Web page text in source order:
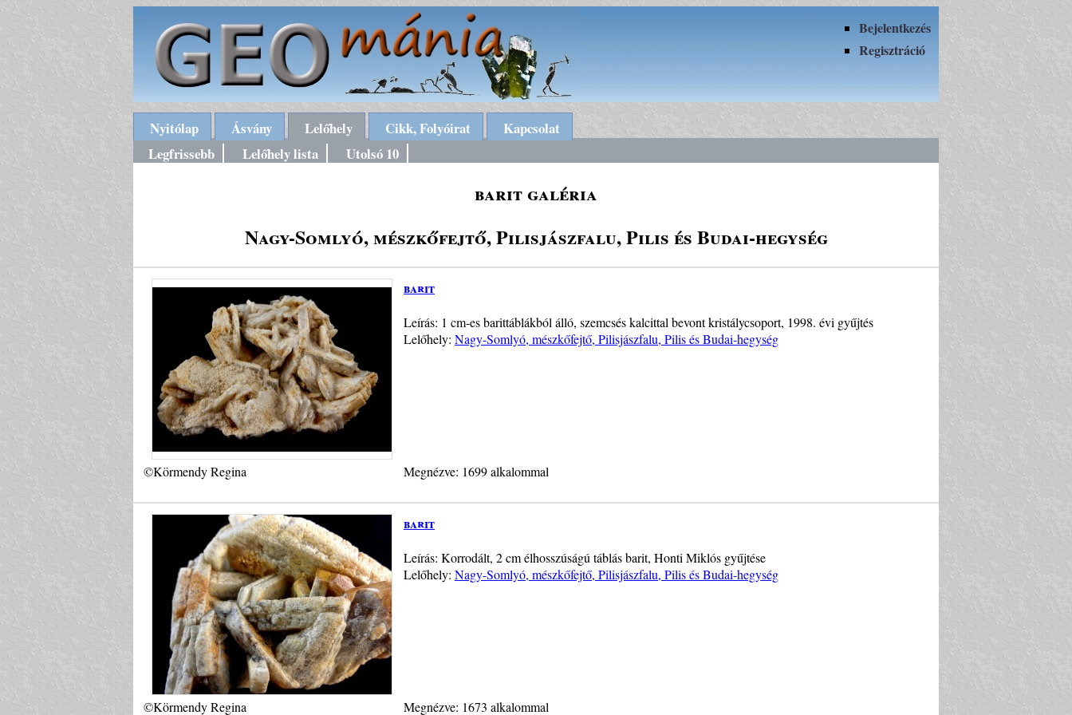
Bejelentkezés
Regisztráció
Nyitólap Ásvány Lelőhely Cikk, Folyóirat
Kapcsolat
Legfrissebb
Lelőhely lista Utolsó 10
barit galéria
Nagy-Somlyó, mészkőfejtő, Pilisjászfalu, Pilis és Budai-hegység
barit
Leírás: 1 cm-es barittáblákból álló, szemcsés kalcittal bevont kristálycsoport, 1998. évi gyűjtés
Lelőhely: Nagy-Somlyó, mészkőfejtő, Pilisjászfalu, Pilis és Budai-hegység
©Körmendy Regina Megnézve: 1699 alkalommal
barit
Leírás: Korrodált, 2 cm élhosszúságú táblás barit, Honti Miklós gyűjtése
Lelőhely: Nagy-Somlyó, mészkőfejtő, Pilisjászfalu, Pilis és Budai-hegység
©Körmendy Regina Megnézve: 1673 alkalommal